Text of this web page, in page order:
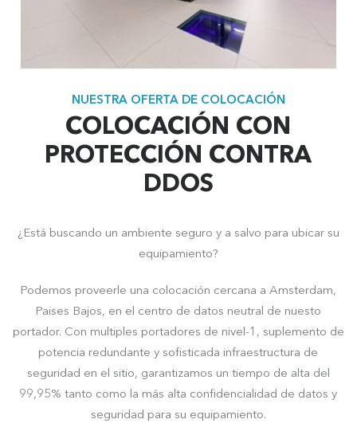
NUESTRA OFERTA DE COLOCACIÓN
COLOCACIÓN CON
PROTECCIÓN CONTRA
DDOS
¿Está buscando un ambiente seguro y a salvo para ubicar su
equipamiento?
Podemos proveerle una colocación cercana a Amsterdam,
Paises Bajos, en el centro de datos neutral de nuesto
portador. Con multiples portadores de nivel-1, suplemento de
potencia redundante y sofisticada infraestructura de
seguridad en el sitio, garantizamos un tiempo de alta del
99,95% tanto como la más alta confidencialidad de datos y
seguridad para su equipamiento.